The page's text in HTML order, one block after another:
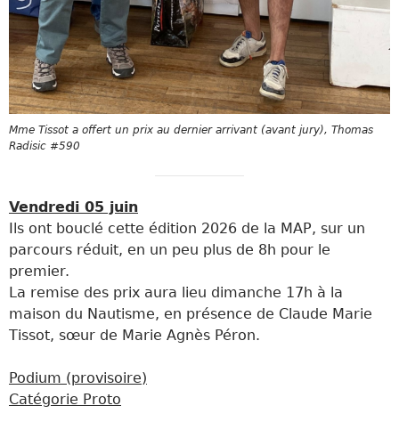
Mme Tissot a offert un prix au dernier arrivant (avant jury), Thomas
Radisic #590
Vendredi 05 juin
Ils ont bouclé cette édition 2026 de la MAP, sur un
parcours réduit, en un peu plus de 8h pour le
premier.
La remise des prix aura lieu dimanche 17h à la
maison du Nautisme, en présence de Claude Marie
Tissot, sœur de Marie Agnès Péron.
Podium (provisoire)
Catégorie Proto